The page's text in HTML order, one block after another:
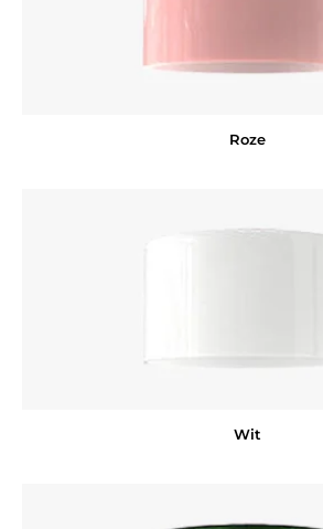
Roze
Wit